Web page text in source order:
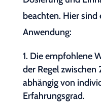
beachten. Hier sind
Anwendung:
Die empfohlene
der Regel
abhängig von
Erfahrungsgrad.